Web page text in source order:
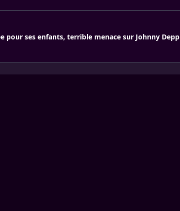
pour ses enfants, terrible menace sur Johnny Depp